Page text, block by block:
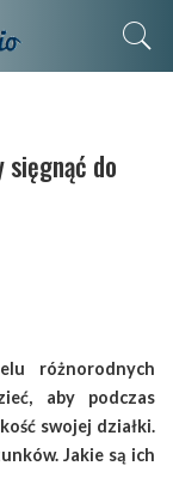
do
różnorodnych
aby podczas
swojej działki.
Jakie są ich